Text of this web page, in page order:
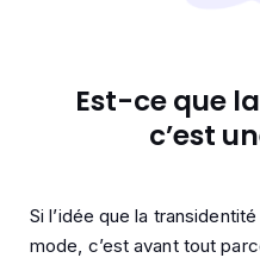
Est-ce que
c’est
Si l’idée que la
mode, c’est avant tout